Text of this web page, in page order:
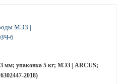
мм; упаковка 5 кг; МЭЗ | ARCUS;
2018)